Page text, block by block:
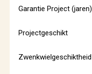
Garantie Project (jaren)
Projectgeschikt
Zwenkwielgeschiktheid